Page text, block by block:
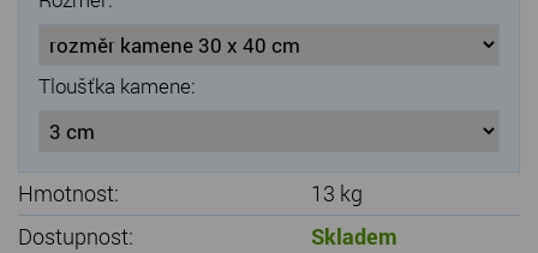
Tloušťka kamene:
Hmotnost:
13 kg
Dostupnost:
Skladem